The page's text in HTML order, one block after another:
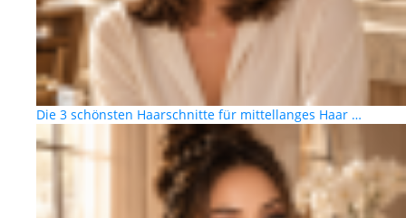
Die 3 schönsten Haarschnitte für mittellanges Haar …